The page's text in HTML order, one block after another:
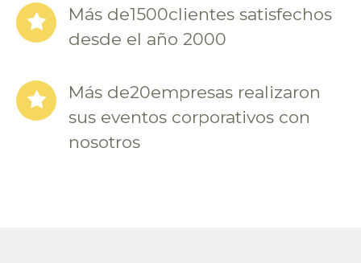
Más de1500clientes satisfechos
desde el año 2000
Más de20empresas realizaron
sus eventos corporativos con
nosotros